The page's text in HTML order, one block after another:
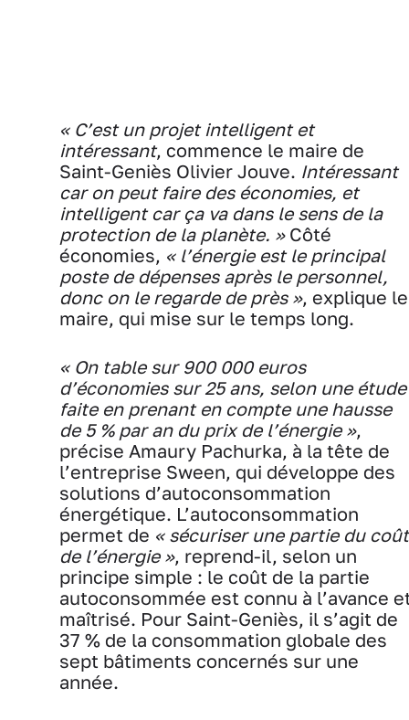
« C’est un projet intelligent et
intéressant, commence le maire de
Saint-Geniès Olivier Jouve. Intéressant
car on peut faire des économies, et
intelligent car ça va dans le sens de la
protection de la planète. »Côté
économies, « l’énergie est le principal
poste de dépenses après le personnel,
donc on le regarde de près », explique le
maire, qui mise sur le temps long.
« On table sur 900 000 euros
d’économies sur 25 ans, selon une étude
faite en prenant en compte une hausse
de 5 % par an du prix de l’énergie »,
précise Amaury Pachurka, à la tête de
l’entreprise Sween, qui développe des
solutions d’autoconsommation
énergétique. L’autoconsommation
permet de « sécuriser une partie du coût
de l’énergie », reprend-il, selon un
principe simple : le coût de la partie
autoconsommée est connu à l’avance
maîtrisé. Pour Saint-Geniès, il s’agit de
37 % de la consommation globale des
sept bâtiments concernés sur une
année.